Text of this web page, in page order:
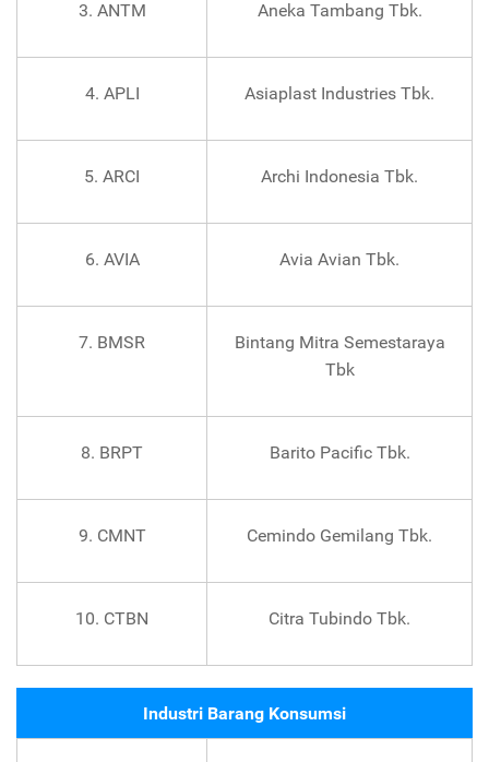
3. ANTM Aneka Tambang Tbk.
4. APLI Asiaplast Industries Tbk.
5. ARCI Archi Indonesia Tbk.
6. AVIA Avia Avian Tbk.
7. BMSR
Bintang Mitra Semestaraya
Tbk
8. BRPT Barito Pacific Tbk.
9. CMNT Cemindo Gemilang Tbk.
10. CTBN Citra Tubindo Tbk.
Industri Barang Konsumsi